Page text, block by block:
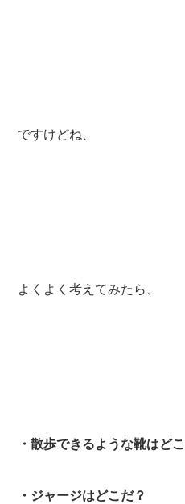
ですけどね、
よくよく考えてみたら、
・散歩できるような靴はど
・ジャージはどこだ？